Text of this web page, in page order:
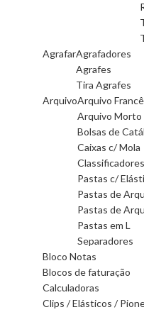
AgrafarAgrafadores
Agrafes
Tira Agrafes
ArquivoArquivo
Arquivo Morto
Bolsas de
Caixas c/ Mola
Classificadores
Pastas c/
Pastas de
Pastas de
Pastas em L
Separadores
Bloco Notas
Blocos de faturação
Calculadoras
Clips / Elásticos /